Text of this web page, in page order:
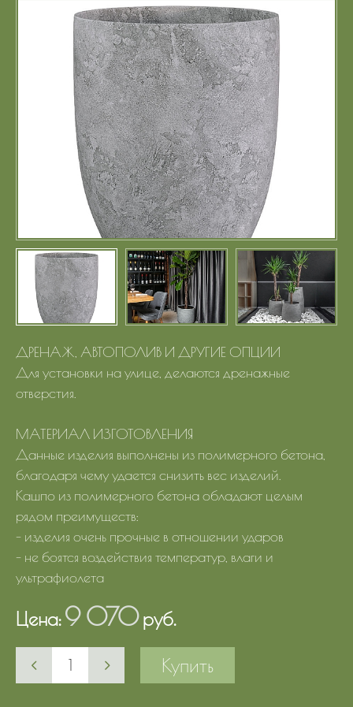
ДРЕНАЖ, АВТОПОЛИВ И ДРУГИЕ ОПЦИИ
Для установки на улице, делаются дренажные
отверстия.
МАТЕРИАЛ ИЗГОТОВЛЕНИЯ
Данные изделия выполнены из полимерного бетона,
благодаря чему удается снизить вес изделий.
Кашпо из полимерного бетона обладают целым
рядом преимуществ:
- изделия очень прочные в отношении ударов
- не боятся воздействия температур, влаги и
ультрафиолета
Цена:9 070руб.
Купить
Цены
Контакты